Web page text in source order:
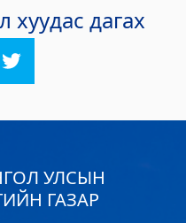
аймгийн Боловсрол,
Зооноз
дагах
УЛСЫН
ГАЗАР